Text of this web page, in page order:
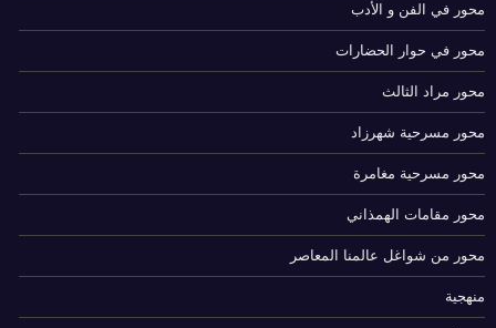
محور في الفن و الأدب
محور في حوار الحضارات
محور مراد الثالث
محور مسرحية شهرزاد
محور مسرحية مغامرة
محور مقامات الهمذاني
محور من شواغل عالمنا المعاصر
منهجية